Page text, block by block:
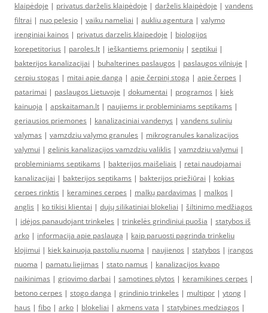
klaipėdoje | privatus darželis klaipėdoje | darželis klaipėdoje | vandens
filtrai | nuo pelesio | vaiku nameliai | aukliu agentura | valymo
irenginiai kainos | privatus darzelis klaipedoje | biologijos
korepetitorius | paroles.lt | ieškantiems priemonių | septikui |
bakterijos kanalizacijai | buhalterines paslaugos | paslaugos vilniuje |
cerpiu stogas | mitai apie dangą | apie čerpinį stogą | apie čerpes |
patarimai | paslaugos Lietuvoje | dokumentai | programos | kiek
kainuoja | apskaitaman.lt | naujiems ir probleminiams septikams |
geriausios priemones | kanalizaciniai vandenys | vandens suliniu
valymas | vamzdziu valymo granules | mikrogranules kanalizacijos
valymui | gelinis kanalizacijos vamzdziu valiklis | vamzdziu valymui |
probleminiams septikams | bakterijos maišeliais | retai naudojamai
kanalizacijai | bakterijos septikams | bakterijos priežiūrai | kokias
cerpes rinktis | keramines cerpes | malkų pardavimas | malkos |
anglis | ko tikisi klientai | dujų silikatiniai blokeliai | šiltinimo medžiagos
| idėjos panaudojant trinkeles | trinkelės grindiniui puošia | statybos iš
arko | informacija apie paslaugą | kaip paruosti pagrinda trinkeliu
klojimui | kiek kainuoja pastoliu nuoma | naujienos | statybos | įrangos
nuoma | pamatu liejimas | stato namus | kanalizacijos kvapo
naikinimas | griovimo darbai | samotines plytos | keramikines cerpes |
betono cerpes | stogo danga | grindinio trinkeles | multipor | ytong |
haus | fibo | arko | blokeliai | akmens vata | statybines medziagos |